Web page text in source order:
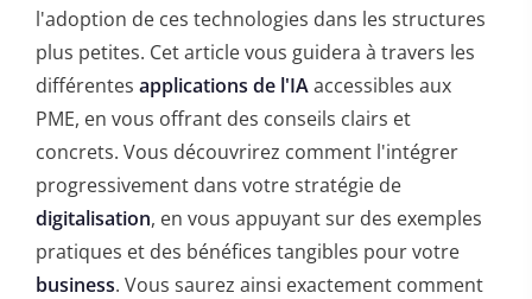
l'adoption de ces technologies dans les structures
plus petites. Cet article vous guidera à travers les
différentes applications de l'IAaccessibles aux
PME, en vous offrant des conseils clairs et
concrets. Vous découvrirez comment l'intégrer
progressivement dans votre stratégie de
digitalisation, en vous appuyant sur des exemples
pratiques et des bénéfices tangibles pour votre
business. Vous saurez ainsi exactement comment